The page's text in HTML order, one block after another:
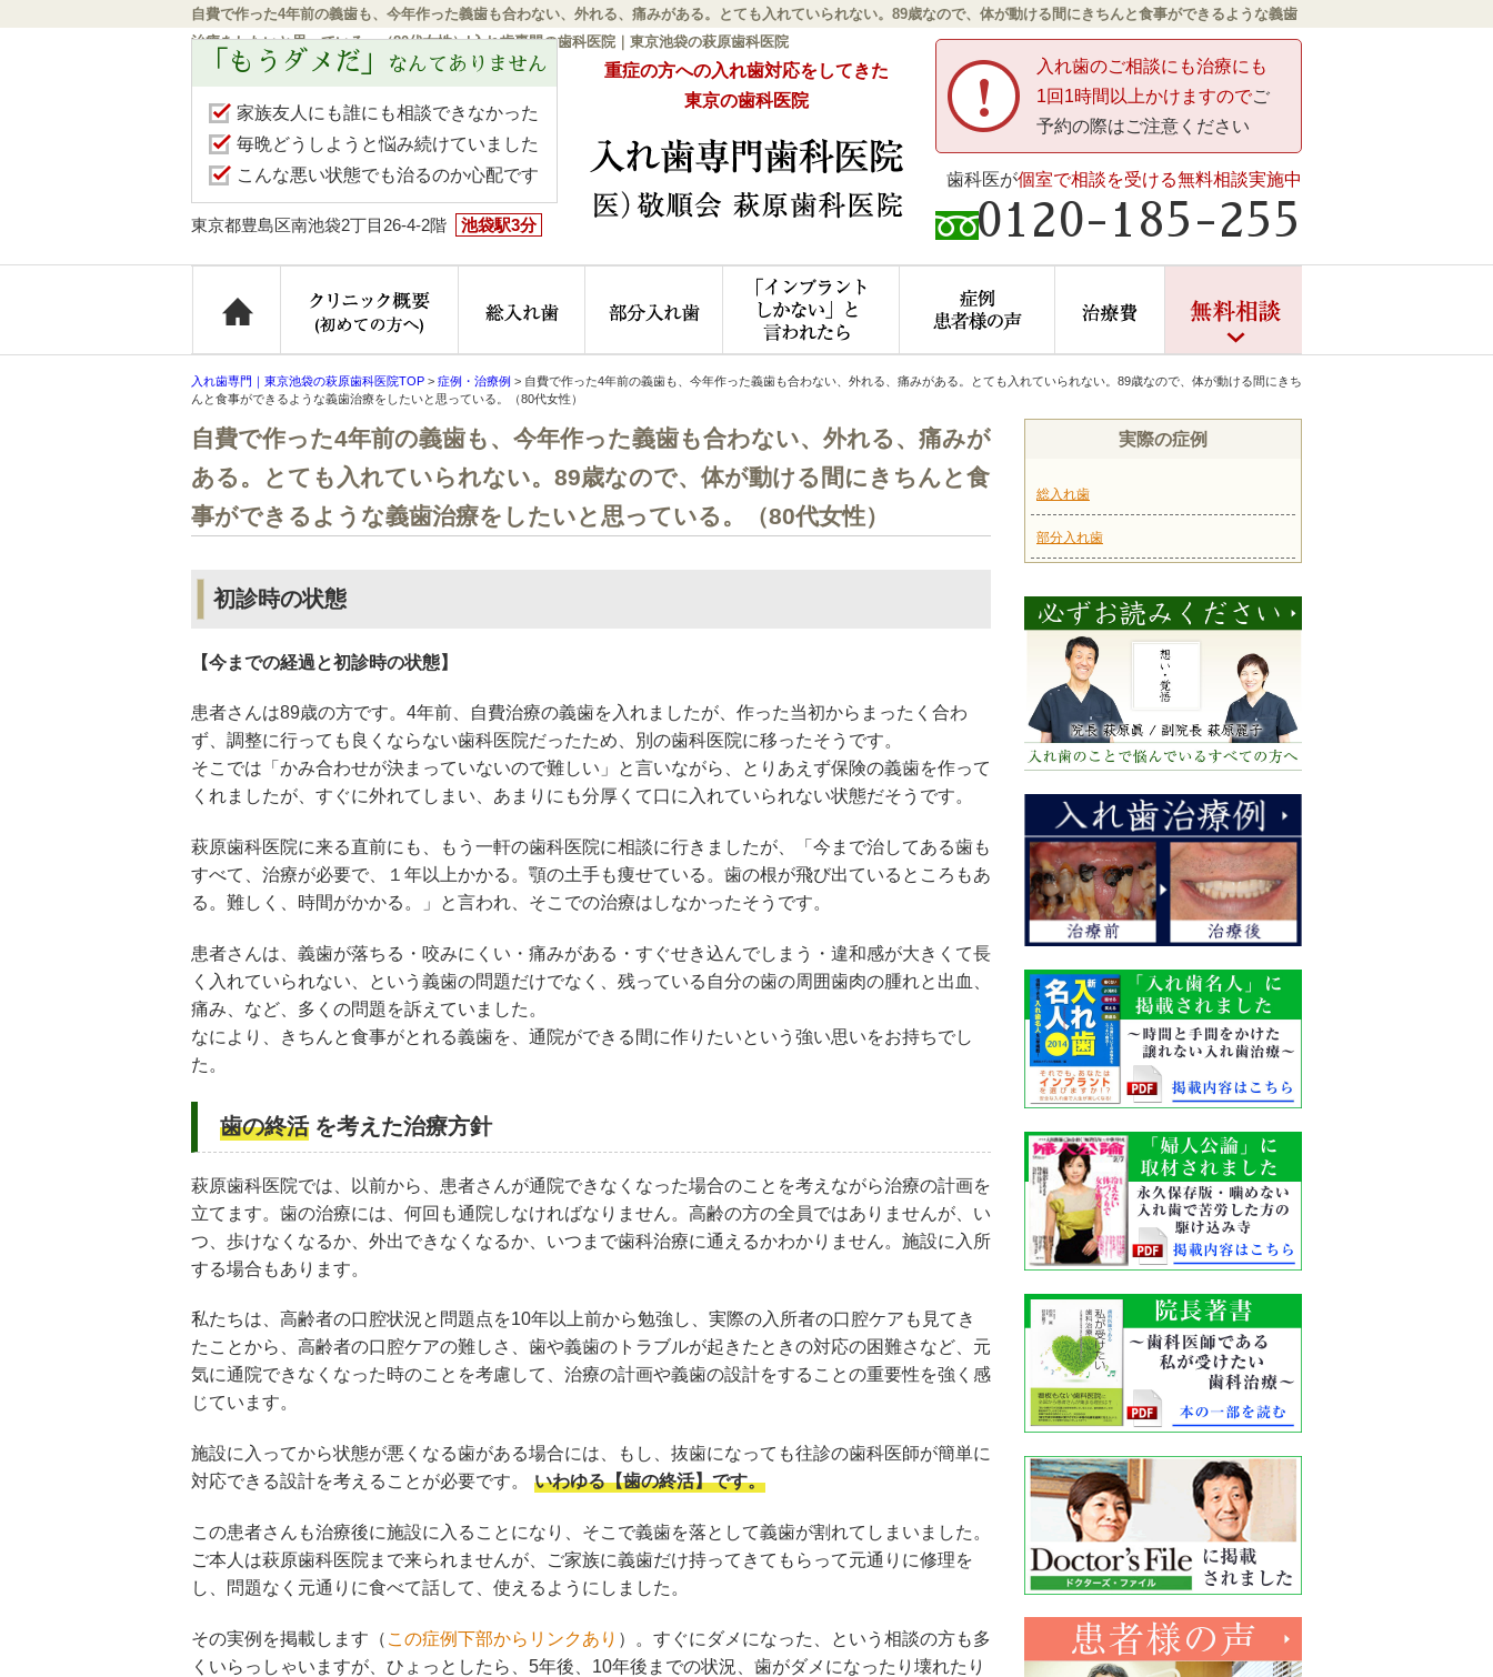
自費で作った4年前の義歯も、今年作った義歯も合わない、外れる、痛みがある。とても入れていられない。89歳なので、体が動ける間にきちんと食事ができるような義歯
治療をしたいと思っている。（80代女性）|入れ歯専門の歯科医院｜東京池袋の萩原歯科医院
「もうダメだ」 なんてありません
家族友人にも誰にも相談できなかった
毎晩どうしようと悩み続けていました
こんな悪い状態でも治るのか心配です
東京都豊島区南池袋2丁目26-4-2階 池袋駅3分
重症の方への入れ歯対応をしてきた
東京の歯科医院
入れ歯のご相談にも治療にも
1回1時間以上かけますのでご
予約の際はご注意ください
歯科医が個室で相談を受ける無料相談実施中
0120-185-255
部分入れ歯
入れ歯専門｜東京池袋の萩原歯科医院TOP > 症例・治療例 > 自費で作った4年前の義歯も、今年作った義歯も合わない、外れる、痛みがある。とても入れていられない。89歳なので、体が動ける間にきち
んと食事ができるような義歯治療をしたいと思っている。（80代女性）
自費で作った4年前の義歯も、今年作った義歯も合わない、外れる、痛みが
ある。とても入れていられない。89歳なので、体が動ける間にきちんと食
事ができるような義歯治療をしたいと思っている。（80代女性）
初診時の状態
【今までの経過と初診時の状態】
患者さんは89歳の方です。4年前、自費治療の義歯を入れましたが、作った当初からまったく合わ
ず、調整に行っても良くならない歯科医院だったため、別の歯科医院に移ったそうです。
そこでは「かみ合わせが決まっていないので難しい」と言いながら、とりあえず保険の義歯を作って
くれましたが、すぐに外れてしまい、あまりにも分厚くて口に入れていられない状態だそうです。
萩原歯科医院に来る直前にも、もう一軒の歯科医院に相談に行きましたが、「今まで治してある歯も
すべて、治療が必要で、１年以上かかる。顎の土手も痩せている。歯の根が飛び出ているところもあ
る。難しく、時間がかかる。」と言われ、そこでの治療はしなかったそうです。
患者さんは、義歯が落ちる・咬みにくい・痛みがある・すぐせき込んでしまう・違和感が大きくて長
く入れていられない、という義歯の問題だけでなく、残っている自分の歯の周囲歯肉の腫れと出血、
痛み、など、多くの問題を訴えていました。
なにより、きちんと食事がとれる義歯を、通院ができる間に作りたいという強い思いをお持ちでし
た。
歯の終活 を考えた治療方針
萩原歯科医院では、以前から、患者さんが通院できなくなった場合のことを考えながら治療の計画を
立てます。歯の治療には、何回も通院しなければなりません。高齢の方の全員ではありませんが、い
つ、歩けなくなるか、外出できなくなるか、いつまで歯科治療に通えるかわかりません。施設に入所
する場合もあります。
私たちは、高齢者の口腔状況と問題点を10年以上前から勉強し、実際の入所者の口腔ケアも見てき
たことから、高齢者の口腔ケアの難しさ、歯や義歯のトラブルが起きたときの対応の困難さなど、元
気に通院できなくなった時のことを考慮して、治療の計画や義歯の設計をすることの重要性を強く感
じています。
施設に入ってから状態が悪くなる歯がある場合には、もし、抜歯になっても往診の歯科医師が簡単に
対応できる設計を考えることが必要です。
いわゆる【歯の終活】です。
この患者さんも治療後に施設に入ることになり、そこで義歯を落として義歯が割れてしまいました。
ご本人は萩原歯科医院まで来られませんが、ご家族に義歯だけ持ってきてもらって元通りに修理を
し、問題なく元通りに食べて話して、使えるようにしました。
その実例を掲載します（ この症例下部からリンクあり ）。すぐにダメになった、という相談の方も多
くいらっしゃいますが、ひょっとしたら、5年後、10年後までの状況、歯がダメになったり壊れたり
実際の症例
総入れ歯
部分入れ歯